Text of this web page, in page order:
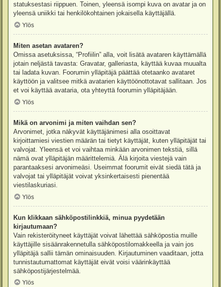
statuksestasi riippuen. Toinen, yleensä isompi kuva on avatar ja on
yleensä uniikki tai henkilökohtainen jokaisella käyttäjällä.
Ylös
Miten asetan avataren?
Omissa asetuksissa, “Profiilin” alla, voit lisätä avataren käyttämällä
jotain neljästä tavasta: Gravatar, galleriasta, käyttää kuvaa muualta
tai ladata kuvan. Foorumin ylläpitäjä päättää otetaanko avataret
käyttöön ja valitsee mitkä avatarien käyttöönottotavat sallitaan. Jos
et voi käyttää avataria, ota yhteyttä foorumin ylläpitäjään.
Ylös
Mikä on arvonimi ja miten vaihdan sen?
Arvonimet, jotka näkyvät käyttäjänimesi alla osoittavat
kirjoittamiesi viestien määrän tai tietyt käyttäjät, kuten ylläpitäjät tai
valvojat. Yleensä et voi vaihtaa minkään arvonimen tekstiä, sillä
nämä ovat ylläpitäjän määrittelemiä. Älä kirjoita viestejä vain
parantaaksesi arvonimeäsi. Useimmat foorumit eivät siedä tätä ja
valvojat tai ylläpitäjät voivat yksinkertaisesti pienentää
viestilaskuriasi.
Ylös
Kun klikkaan sähköpostilinkkiä, minua pyydetään
kirjautumaan?
Vain rekisteröityneet käyttäjät voivat lähettää sähköpostia muille
käyttäjille sisäänrakennetulla sähköpostilomakkeella ja vain jos
ylläpitäjä sallii tämän ominaisuuden. Kirjautuminen vaaditaan, jotta
tunnistautumattomat käyttäjät eivät voisi väärinkäyttää
sähköpostijärjestelmää.
Ylös